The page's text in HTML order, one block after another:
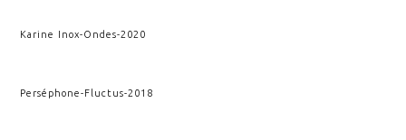
Karine Inox-Ondes-2020
Perséphone- Fluctus-2018